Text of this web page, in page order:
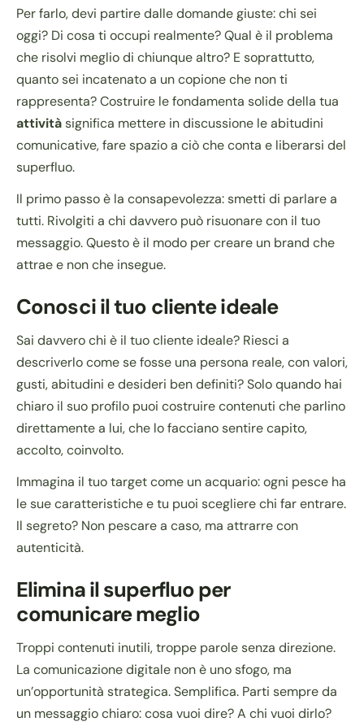
Per farlo, devi partire dalle domande giuste: chi sei
oggi? Di cosa ti occupi realmente? Qual è il problema
che risolvi meglio di chiunque altro? E soprattutto,
quanto sei incatenato a un copione che non ti
rappresenta? Costruire le fondamenta solide della tua
attivitàsignifica mettere in discussione le abitudini
comunicative, fare spazio a ciò che conta e liberarsi del
superfluo.
Il primo passo è la consapevolezza: smetti di parlare a
tutti. Rivolgiti a chi davvero può risuonare con il tuo
messaggio. Questo è il modo per creare un brand che
attrae e non che insegue.
Conosci il tuo cliente ideale
Sai davvero chi è il tuo cliente ideale? Riesci a
descriverlo come se fosse una persona reale, con valori,
gusti, abitudini e desideri ben definiti? Solo quando hai
chiaro il suo profilo puoi costruire contenuti che parlino
direttamente a lui, che lo facciano sentire capito,
accolto, coinvolto.
Immagina il tuo target come un acquario: ogni pesce ha
le sue caratteristiche e tu puoi scegliere chi far entrare.
Il segreto? Non pescare a caso, ma attrarre con
autenticità.
Elimina il superfluo per
comunicare meglio
Troppi contenuti inutili, troppe parole senza direzione.
La comunicazione digitale non è uno sfogo, ma
un’opportunità strategica. Semplifica. Parti sempre da
un messaggio chiaro: cosa vuoi dire? A chi vuoi dirlo?